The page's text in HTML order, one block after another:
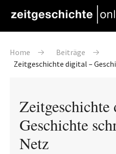
Pfadnavigation
Home
Beiträge
Zeitgeschichte digital –
Geschichte
Netz